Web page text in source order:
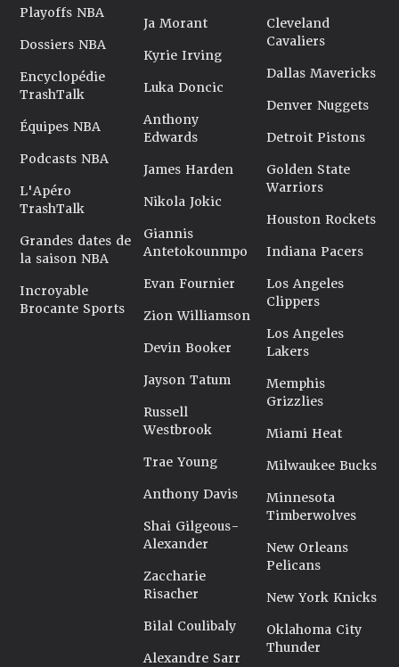
Playoffs NBA
Dossiers NBA
Encyclopédie
TrashTalk
Équipes NBA
Podcasts NBA
L'Apéro
TrashTalk
Grandes dates de
la saison NBA
Incroyable
Brocante Sports
Ja Morant
Kyrie Irving
Luka Doncic
Anthony
Edwards
James Harden
Nikola Jokic
Giannis
Antetokounmpo
Evan Fournier
Zion Williamson
Devin Booker
Jayson Tatum
Russell
Westbrook
Trae Young
Anthony Davis
Shai Gilgeous-
Alexander
Zaccharie
Risacher
Bilal Coulibaly
Alexandre Sarr
Cleveland
Cavaliers
Dallas Mavericks
Denver Nuggets
Detroit Pistons
Golden State
Warriors
Houston Rockets
Indiana Pacers
Los Angeles
Clippers
Los Angeles
Lakers
Memphis
Grizzlies
Miami Heat
Milwaukee Bucks
Minnesota
Timberwolves
New Orleans
Pelicans
New York Knicks
Oklahoma City
Thunder